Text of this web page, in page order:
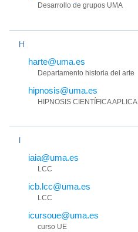
Desarrollo de grupos UMA
H
harte@uma.es
Departamento historia del arte
hipnosis@uma.es
HIPNOSIS CIENTÍFICA
I
iaia@uma.es
LCC
icb.lcc@uma.es
LCC
icursoue@uma.es
curso UE